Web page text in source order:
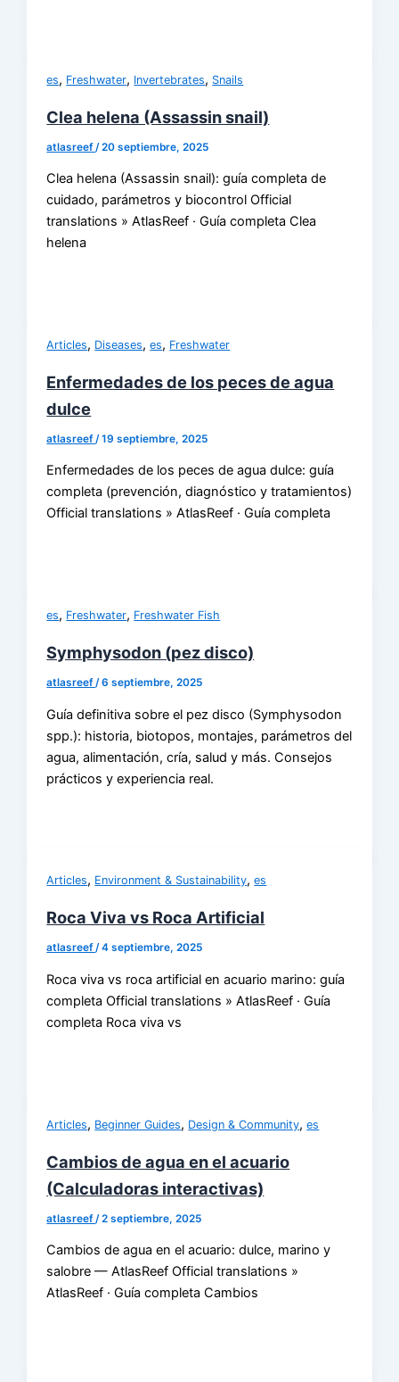
es, Freshwater, Invertebrates, Snails
Clea helena (Assassin snail)
atlasreef /20 septiembre, 2025
Clea helena (Assassin snail): guía completa de
cuidado, parámetros y biocontrol Official
translations » AtlasReef · Guía completa Clea
helena
Articles, Diseases,es, Freshwater
Enfermedades de los peces de agua
dulce
atlasreef/19 septiembre, 2025
Enfermedades de los peces de agua dulce: guía
completa (prevención, diagnóstico y tratamientos)
Official translations » AtlasReef · Guía completa
es, Freshwater, Freshwater Fish
Symphysodon (pez disco)
atlasreef/6 septiembre, 2025
Guía definitiva sobre el pez disco (Symphysodon
spp.): historia, biotopos, montajes, parámetros del
agua, alimentación, cría, salud y más. Consejos
prácticos y experiencia real.
Articles, Environment & Sustainability,es
Roca Viva vs Roca Artificial
atlasreef/4 septiembre, 2025
Roca viva vs roca artificial en acuario marino: guía
completa Official translations » AtlasReef · Guía
completa Roca viva vs
Articles, Beginner Guides, Design & Community,es
Cambios de agua en el acuario
(Calculadoras interactivas)
atlasreef /2 septiembre, 2025
Cambios de agua en el acuario: dulce, marino y
salobre — AtlasReef Official translations »
AtlasReef · Guía completa Cambios